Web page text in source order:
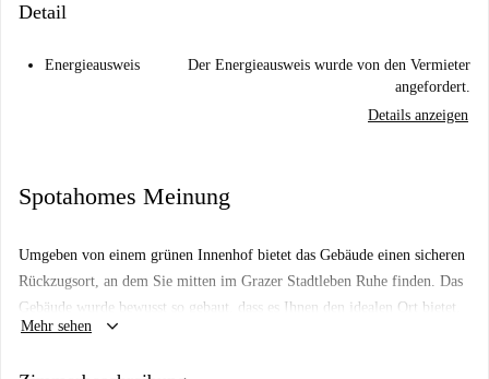
Detail
Energieausweis
Der Energieausweis wurde von den Vermieter
angefordert.
Details anzeigen
Spotahomes Meinung
Umgeben von einem grünen Innenhof bietet das Gebäude einen sicheren
Rückzugsort, an dem Sie mitten im Grazer Stadtleben Ruhe finden. Das
Gebäude wurde bewusst so gebaut, dass es Ihnen den idealen Ort bietet,
um den Co-Living-Lifestyle zu genießen und Teil der Habyt-Community
Mehr sehen keyboard_arrow_down